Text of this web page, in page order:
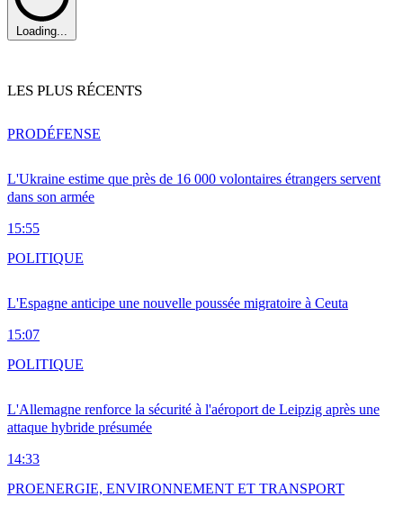
Loading...
LES PLUS RÉCENTS
L'Ukraine estime que près de 16 000 volontaires étrangers servent
dans son armée
15:55
PRODÉFENSE
L'Espagne anticipe une nouvelle poussée migratoire à Ceuta
15:07
POLITIQUE
L'Allemagne renforce la sécurité à l'aéroport de Leipzig après une
attaque hybride présumée
14:33
POLITIQUE
PROENERGIE, ENVIRONNEMENT ET TRANSPORT